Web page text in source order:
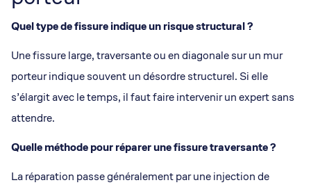
Quel type de fissure indique un risque structural ?
Une fissure large, traversante ou en diagonale sur un mur
porteur indique souvent un désordre structurel. Si elle
s’élargit avec le temps, il faut faire intervenir un expert sans
attendre.
Quelle méthode pour réparer une fissure traversante ?
La réparation passe généralement par une injection de